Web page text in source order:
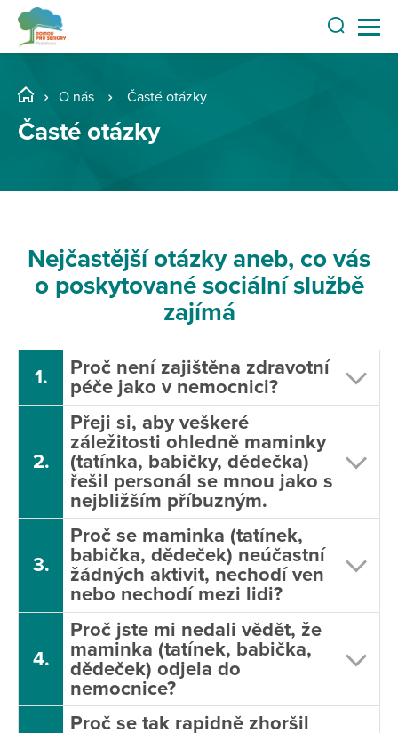
O nás Časté otázky
Časté otázky
Nejčastější otázky aneb, co vás
o poskytované sociální službě
zajímá
1.
Proč není zajištěna zdravotní
péče jako v nemocnici?
2.
Přeji si, aby veškeré
záležitosti ohledně maminky
(tatínka, babičky, dědečka)
řešil personál se mnou jako s
nejbližším příbuzným.
3.
Proč se maminka (tatínek,
babička, dědeček) neúčastní
žádných aktivit, nechodí ven
nebo nechodí mezi lidi?
4.
Proč jste mi nedali vědět, že
maminka (tatínek, babička,
dědeček) odjela do
nemocnice?
Proč se tak rapidně zhoršil